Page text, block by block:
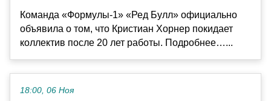
Команда «Формулы‑1» «Ред Булл» официально
объявила о том, что Кристиан Хорнер покидает
коллектив после 20 лет работы. Подробнее…...
18:00, 06 Ноя